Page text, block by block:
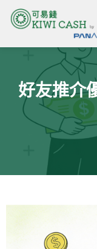
content
好友推介